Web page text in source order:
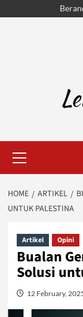
Menu
HOME ARTIKEL
UNTUK PALESTINA
Artikel Opini
Bualan
Solusi
12 February,